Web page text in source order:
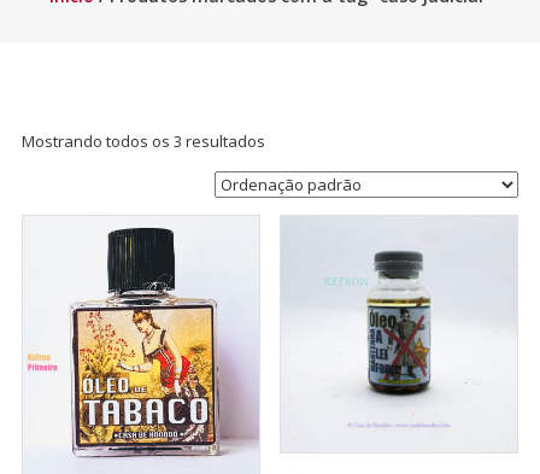
Mostrando todos os 3 resultados